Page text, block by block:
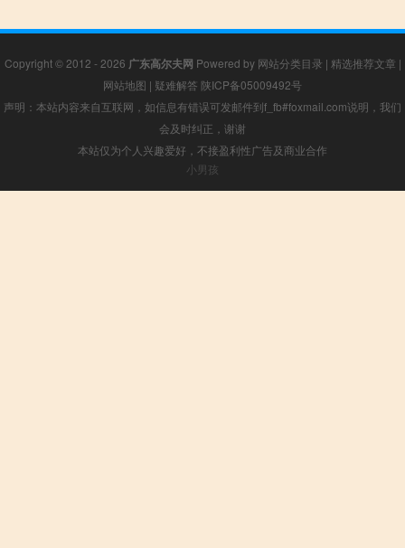
Copyright © 2012 - 2026 广东高尔夫网 Powered by 网站分类目录 | 精选推荐文章 |
网站地图 | 疑难解答 陕ICP备05009492号
声明：本站内容来自互联网，如信息有错误可发邮件到f_fb#foxmail.com说明，我们
会及时纠正，谢谢
本站仅为个人兴趣爱好，不接盈利性广告及商业合作
小男孩